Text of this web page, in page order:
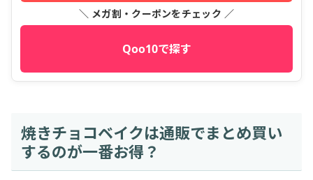
＼ メガ割・クーポンをチェック ／
Qoo10で探す
焼きチョコベイクは通販でまとめ買い
するのが一番お得？